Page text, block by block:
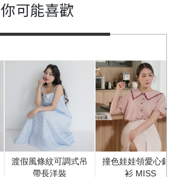
你可能喜歡